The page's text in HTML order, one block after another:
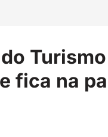
fica na